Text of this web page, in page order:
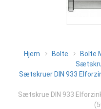
Hjem Bolte
Bolte
Sætskruer DIN 933
Sætskrue DIN 933